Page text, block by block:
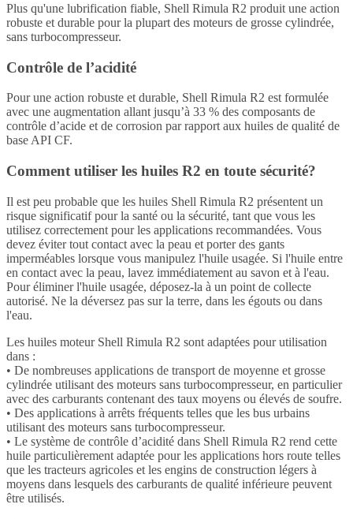
Plus qu'une lubrification fiable, Shell Rimula R2 produit une action
robuste et durable pour la plupart des moteurs de grosse cylindrée,
sans turbocompresseur.
Contrôle de l’acidité
Pour une action robuste et durable, Shell Rimula R2 est formulée
avec une augmentation allant jusqu’à 33 % des composants de
contrôle d’acide et de corrosion par rapport aux huiles de qualité de
base API CF.
Comment utiliser les huiles R2 en toute sécurité?
Il est peu probable que les huiles Shell Rimula R2 présentent un
risque significatif pour la santé ou la sécurité, tant que vous les
utilisez correctement pour les applications recommandées. Vous
devez éviter tout contact avec la peau et porter des gants
imperméables lorsque vous manipulez l'huile usagée. Si l'huile entre
en contact avec la peau, lavez immédiatement au savon et à l'eau.
Pour éliminer l'huile usagée, déposez-la à un point de collecte
autorisé. Ne la déversez pas sur la terre, dans les égouts ou dans
l'eau.
Les huiles moteur Shell Rimula R2 sont adaptées pour utilisation
dans :
• De nombreuses applications de transport de moyenne et grosse
cylindrée utilisant des moteurs sans turbocompresseur, en particulier
avec des carburants contenant des taux moyens ou élevés de soufre.
• Des applications à arrêts fréquents telles que les bus urbains
utilisant des moteurs sans turbocompresseur.
• Le système de contrôle d’acidité dans Shell Rimula R2 rend cette
huile particulièrement adaptée pour les applications hors route telles
que les tracteurs agricoles et les engins de construction légers à
moyens dans lesquels des carburants de qualité inférieure peuvent
être utilisés.